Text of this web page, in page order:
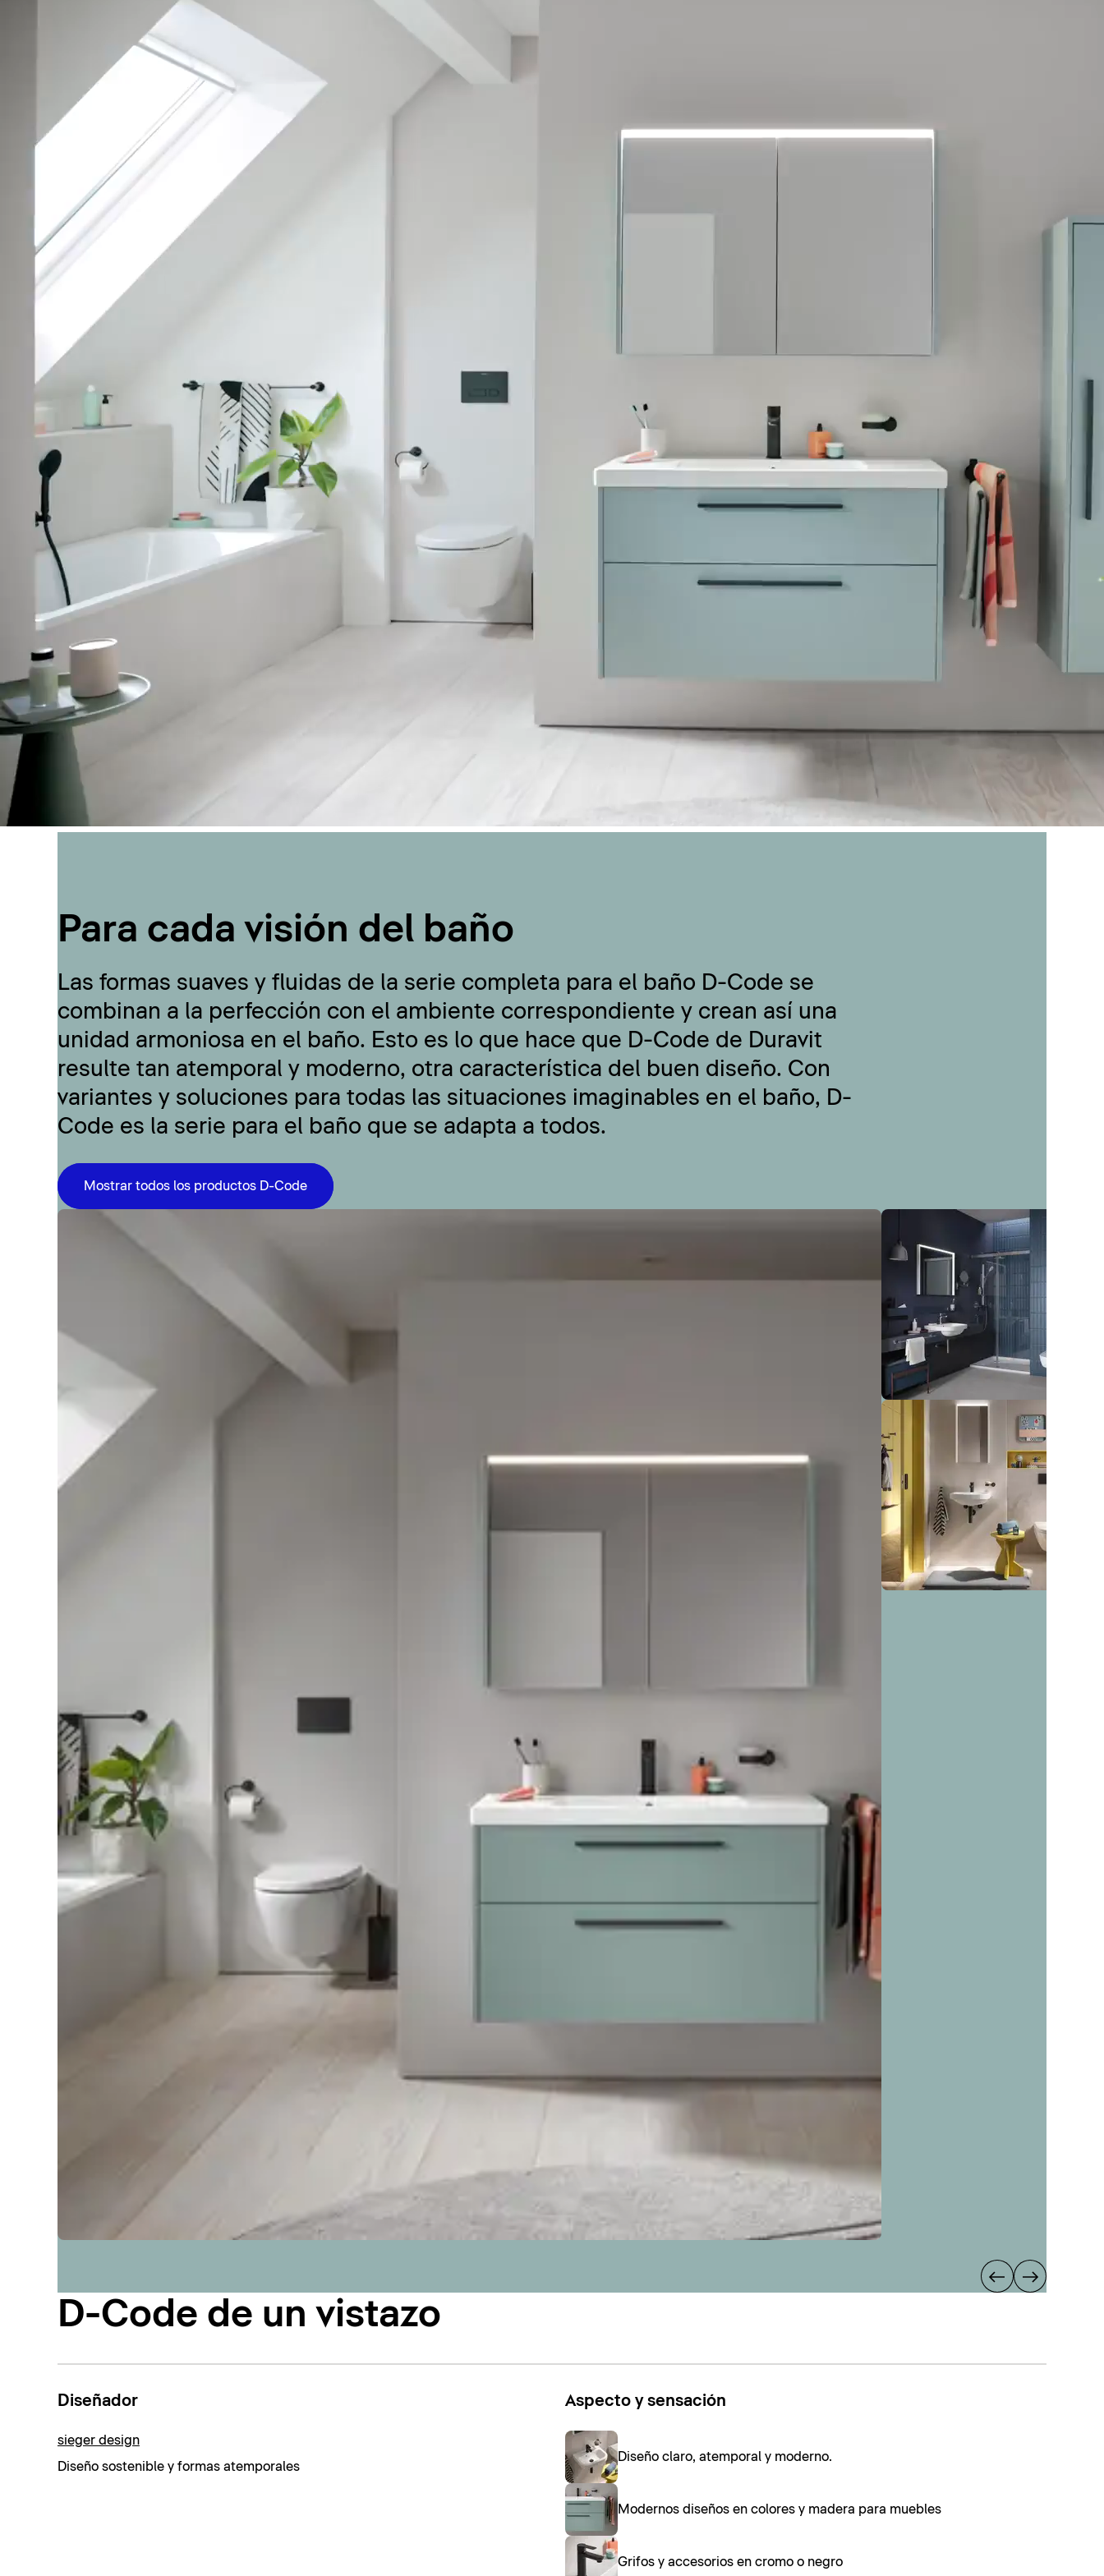
Para cada visión del baño
Las formas suaves y fluidas de la serie completa para el baño D-Code se
combinan a la perfección con el ambiente correspondiente y crean así una
unidad armoniosa en el baño. Esto es lo que hace que D-Code de Duravit
resulte tan atemporal y moderno, otra característica del buen diseño. Con
variantes y soluciones para todas las situaciones imaginables en el baño, D-
Code es la serie para el baño que se adapta a todos.
Mostrar todos los productos D-Code
D-Code de un vistazo
Diseñador
sieger design
Diseño sostenible y formas atemporales
Aspecto y sensación
Diseño claro, atemporal y moderno.
Modernos diseños en colores y madera para muebles
Grifos y accesorios en cromo o negro